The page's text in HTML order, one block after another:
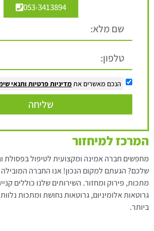
053-3413894
הנכם מאשרים אתמדיניות פרטיות ותנאי
שליחה
המרכז למיחזור
מחפשים חברה אמינה ומקצועית לטיפול בפסולת
שלכם? הגעתם למקום הנכון! אנו החברה המובילה
מתכות, פירוק ומחזור. השירותים שלנו כוללים
גרוטאות אלומיניום, גרוטאות נחושת ומתכות
ביותר.